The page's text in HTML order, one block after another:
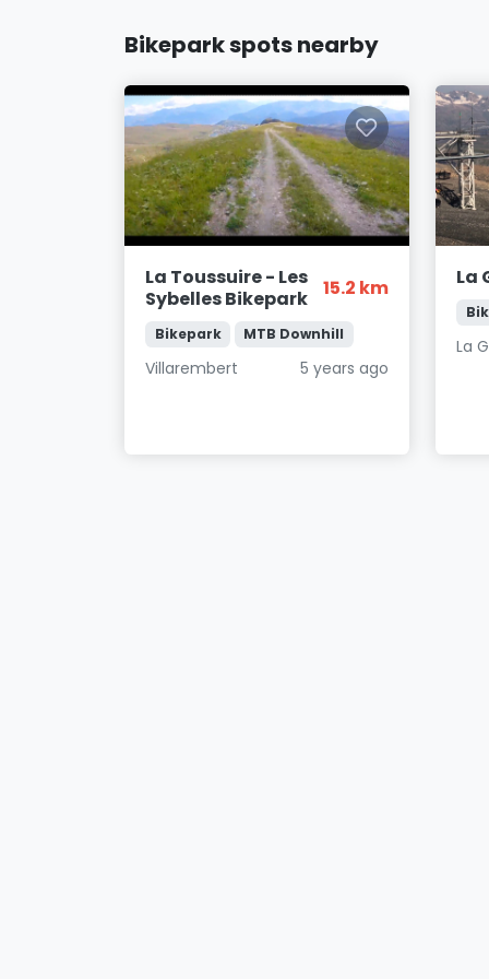
Bikepark spots nearby
La Toussuire - Les
Sybelles Bikepark
15.2 km
Bikepark MTB Downhill
Villarembert 5 years ago
La
La